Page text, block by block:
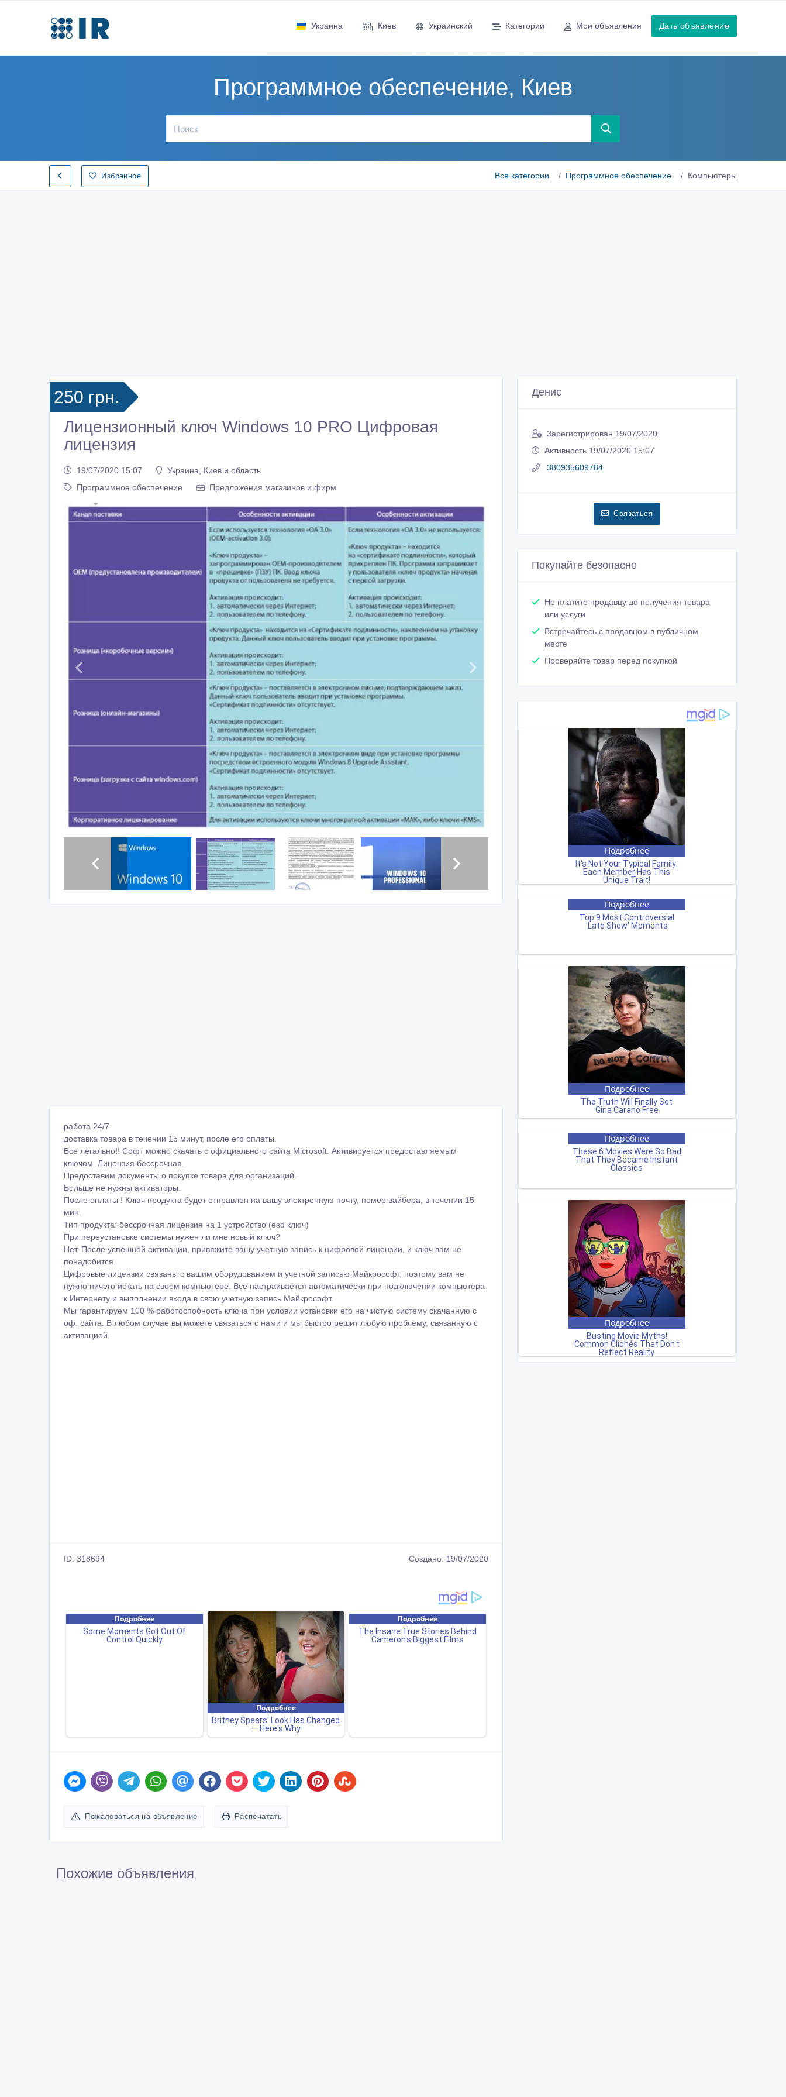
Украина Киев Украинский Категории Мои объявления Дать объявление
Программное обеспечение, Киев
Избранное Все категории Программное обеспечение Компьютеры
250 грн.
Лицензионный ключ Windows 10 PRO Цифровая
лицензия
19/07/2020 15:07
Украина, Киев и область
Программное обеспечение
Предложения магазинов и фирм
работа 24/7
доставка товара в течении 15 минут, после его оплаты.
Все легально!! Софт можно скачать с официального сайта Microsoft. Активируется предоставляемым
ключом. Лицензия бессрочная.
Предоставим документы о покупке товара для организаций.
Больше не нужны активаторы.
После оплаты ! Ключ продукта будет отправлен на вашу электронную почту, номер вайбера, в течении 15
мин.
Тип продукта: бессрочная лицензия на 1 устройство (esd ключ)
При переустановке системы нужен ли мне новый ключ?
Нет. После успешной активации, привяжите вашу учетную запись к цифровой лицензии, и ключ вам не
понадобится.
Цифровые лицензии связаны с вашим оборудованием и учетной записью Майкрософт, поэтому вам не
нужно ничего искать на своем компьютере. Все настраивается автоматически при подключении компьютера
к Интернету и выполнении входа в свою учетную запись Майкрософт.
Мы гарантируем 100 % работоспобность ключа при условии установки его на чистую систему скачанную с
оф. сайта. В любом случае вы можете связаться с нами и мы быстро решит любую проблему, связанную с
активацией.
ID: 318694 Создано: 19/07/2020
Пожаловаться на объявление Распечатать
Денис
Зарегистрирован 19/07/2020
Активность 19/07/2020 15:07
380935609784
Связаться
Покупайте безопасно
Не платите продавцу до получения товара
или услуги
Встречайтесь с продавцом в публичном
месте
Проверяйте товар перед покупкой
Похожие объявления